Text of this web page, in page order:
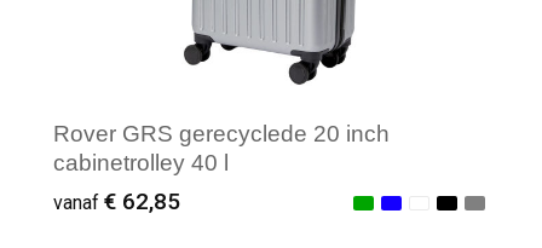
Rover GRS gerecyclede 20 inch
cabinetrolley 40 l
vanaf € 62,85